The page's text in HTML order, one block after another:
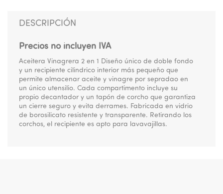
DESCRIPCIÓN
Precios no incluyen IVA
Aceitera Vinagrera 2 en 1 Diseño único de doble fondo
y un recipiente cilindrico interior más pequeño que
permite almacenar aceite y vinagre por sepradao en
un único utensilio. Cada compartimento incluye su
propio decantador y un tapón de corcho que garantiza
un cierre seguro y evita derrames. Fabricada en vidrio
de borosilicato resistente y transparente. Retirando los
corchos, el recipiente es apto para lavavajillas.